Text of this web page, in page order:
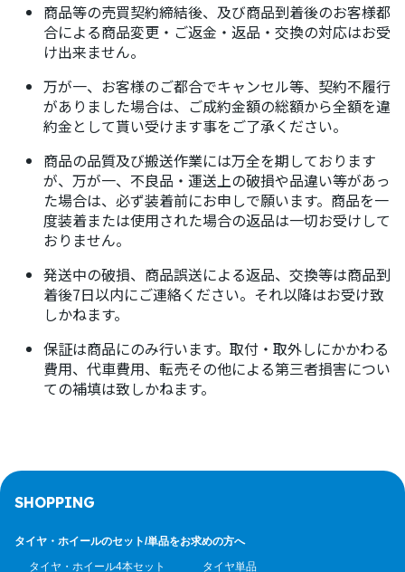
商品等の売買契約締結後、及び商品到着後のお客様都
合による商品変更・ご返金・返品・交換の対応はお受
け出来ません。
万が一、お客様のご都合でキャンセル等、契約不履行
がありました場合は、ご成約金額の総額から全額を違
約金として貰い受けます事をご了承ください。
商品の品質及び搬送作業には万全を期しております
が、万が一、不良品・運送上の破損や品違い等があっ
た場合は、必ず装着前にお申しで願います。商品を一
度装着または使用された場合の返品は一切お受けして
おりません。
発送中の破損、商品誤送による返品、交換等は商品到
着後7日以内にご連絡ください。それ以降はお受け致
しかねます。
保証は商品にのみ行います。取付・取外しにかかわる
費用、代車費用、転売その他による第三者損害につい
ての補填は致しかねます。
SHOPPING
タイヤ・ホイールのセット/単品をお求めの方へ
タイヤ・ホイール4本セット
タイヤ単品